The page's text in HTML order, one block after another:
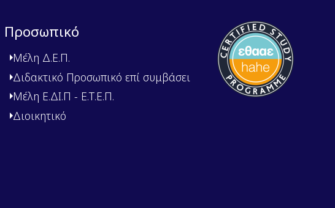
Προσωπικό
Μέλη Δ.Ε.Π.
Διδακτικό Προσωπικό επί συμβάσει
Μέλη Ε.ΔΙ.Π - Ε.Τ.Ε.Π.
Διοικητικό